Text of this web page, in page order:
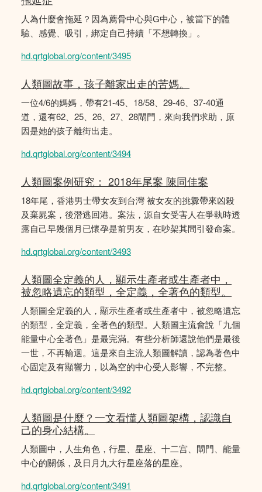
人為什麼會拖延？因為薦骨中心與G中心，被當下的體
驗、感覺、吸引，綁定自己持續「不想轉換」。
hd.qrtglobal.org/content/3495
人類圖故事，孩子離家出走的苦媽。
一位4/6的媽媽，帶有21-45、18/58、29-46、37-40通
道，還有62、25、26、27、28閘門，來向我們求助，原
因是她的孩子離街出走。
hd.qrtglobal.org/content/3494
人類圖案例研究： 2018年尾案 陳同佳案
18年尾，香港男士帶女友到台灣 被女友的挑釁帶來凶殺
及棄屍案，後潛逃回港。案法，源自女受害人在爭執時透
露自己早幾個月已懷孕是前男友，在吵架其間引發命案。
hd.qrtglobal.org/content/3493
人類圖全定義的人，顯示生產者或生產者中，
被忽略遺忘的類型，全定義，全著色的類型。
人類圖全定義的人，顯示生產者或生產者中，被忽略遺忘
的類型，全定義，全著色的類型。人類圖主流會說「九個
能量中心全著色」是最完滿。有些分析師還說他們是最後
一世，不再輪迴。這是來自主流人類圖解讀，認為著色中
心固定及有顯響力，以為空的中心受人影響，𣎴完整。
hd.qrtglobal.org/content/3492
人類圖是什麼？一文看懂人類圖架構，認識自
己的身心結構。
人類圖中，人生角色，行星、星座、十二宫、閘門、能量
中心的關係，及日月九大行星座落的星座。
hd.qrtglobal.org/content/3491